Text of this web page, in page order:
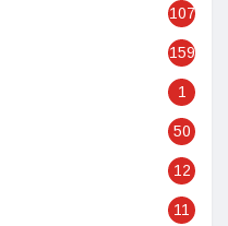
107
159
1
50
12
11